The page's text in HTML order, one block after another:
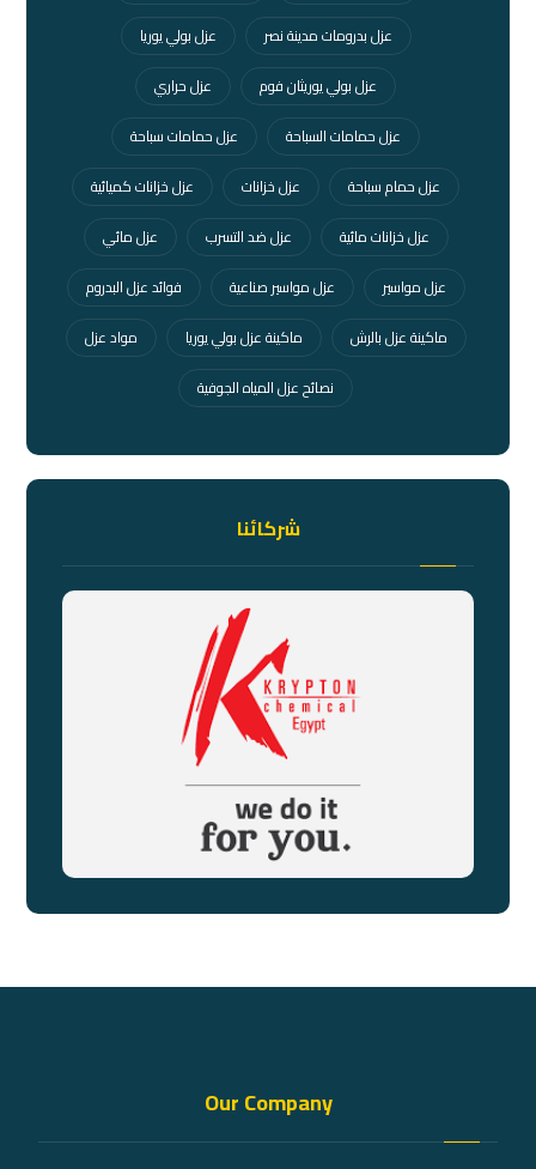
عزل بدرومات مدينة نصر
عزل بولي يوريا
عزل بولي يوريثان فوم
عزل حراري
عزل حمامات السباحة
عزل حمامات سباحة
عزل حمام سباحة
عزل خزانات
عزل خزانات كميائية
عزل خزانات مائية
عزل ضد التسرب
عزل مائي
عزل مواسير
عزل مواسير صناعية
فوائد عزل البدروم
ماكينة عزل بالرش
ماكينة عزل بولي يوريا
مواد عزل
نصائح عزل المياه الجوفية
شركائنا
Our Company